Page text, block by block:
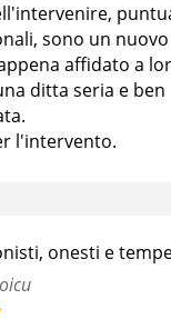
sono un
affidato a
ditta seria e ben
l'intervento.
onesti e